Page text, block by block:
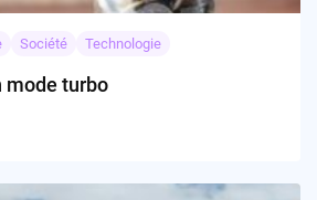
Société Technologie
mode turbo